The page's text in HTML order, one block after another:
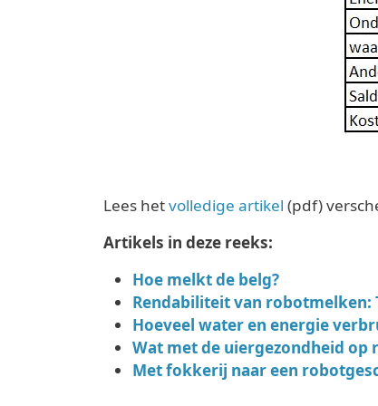
Lees hetvolledige artikel (pdf)
Artikels in deze reeks:
Hoe melkt de belg?
Rendabiliteit van
Hoeveel water en energie
Wat met de uiergezondheid op
Met fokkerij naar een